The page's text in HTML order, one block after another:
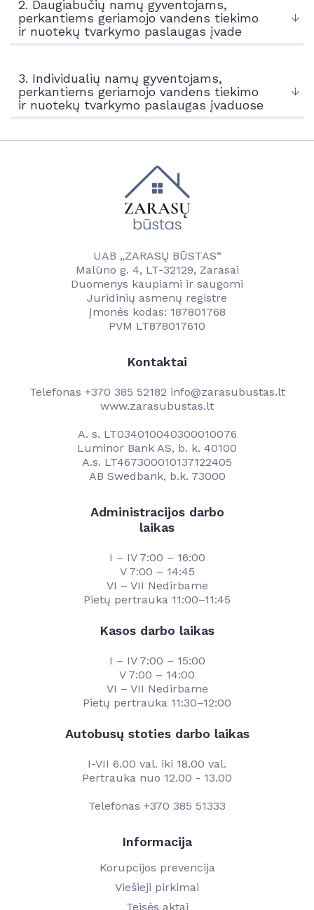
2. Daugiabučių namų gyventojams,
perkantiems geriamojo vandens tiekimo
ir nuotekų tvarkymo paslaugas įvade
3. Individualių namų gyventojams,
perkantiems geriamojo vandens tiekimo
ir nuotekų tvarkymo paslaugas įvaduose
UAB „ZARASŲ BŪSTAS“
Malūno g. 4, LT-32129, Zarasai
Duomenys kaupiami ir saugomi
Juridinių asmenų registre
Įmonės kodas: 187801768
PVM LT878017610
Kontaktai
Telefonas +370 385 52182 info@zarasubustas.lt
www.zarasubustas.lt
A. s. LT034010040300010076
Luminor Bank AS, b. k. 40100
A.s. LT467300010137122405
AB Swedbank, b.k. 73000
Administracijos darbo
laikas
I – IV 7:00 – 16:00
V 7:00 – 14:45
VI – VII Nedirbame
Pietų pertrauka 11:00–11:45
Kasos darbo laikas
I – IV 7:00 – 15:00
V 7:00 – 14:00
VI – VII Nedirbame
Pietų pertrauka 11:30–12:00
Autobusų stoties darbo laikas
I-VII 6.00 val. iki 18.00 val.
Pertrauka nuo 12.00 - 13.00
Telefonas +370 385 51333
Informacija
Korupcijos prevencija
Viešieji pirkimai
Teisės aktai